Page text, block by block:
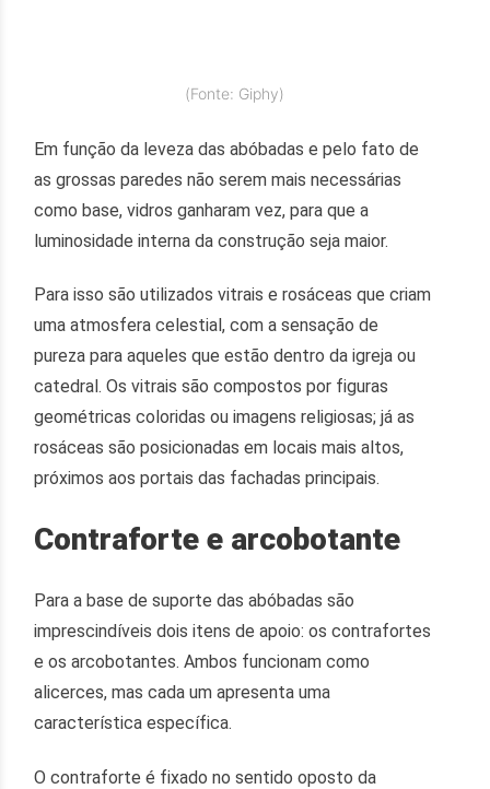
(Fonte: Giphy)
Em função da leveza das abóbadas e pelo fato de
as grossas paredes não serem mais necessárias
como base, vidros ganharam vez, para que a
luminosidade interna da construção seja maior.
Para isso são utilizados vitrais e rosáceas que criam
uma atmosfera celestial, com a sensação de
pureza para aqueles que estão dentro da igreja ou
catedral. Os vitrais são compostos por figuras
geométricas coloridas ou imagens religiosas; já as
rosáceas são posicionadas em locais mais altos,
próximos aos portais das fachadas principais.
Contraforte e arcobotante
Para a base de suporte das abóbadas são
imprescindíveis dois itens de apoio: os contrafortes
e os arcobotantes. Ambos funcionam como
alicerces, mas cada um apresenta uma
característica específica.
O contraforte é fixado no sentido oposto da